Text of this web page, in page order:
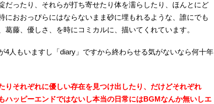
だったり、それらが打ち寄せたり体を濡らしたり、ほんとにど
におおっぴらにはならないまま砂に埋もれるような、誰にでも
葛藤、優しさ、を時にコミカルに、描いてくれています。
4人もいますし「diary」ですから終わらせる気がないなら何十年
りそれぞれに優しい存在を見つけ出したり、だけどそれぞれ
ハッピーエンドではないし本当の日常にはBGMなんか無いしエ